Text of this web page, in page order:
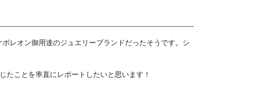
レオン御用達のジュエリーブランドだったそうです。シ
ことを率直にレポートしたいと思います！